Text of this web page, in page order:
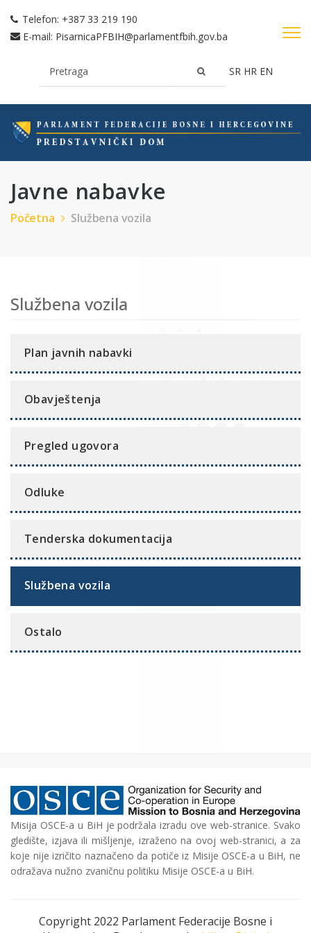
Telefon: +387 33 219 190
E-mail: PisarnicaPFBIH@parlamentfbih.gov.ba
SR HR EN
Javne nabavke
Početna Službena vozila
Službena vozila
Plan javnih nabavki
Obavještenja
Pregled ugovora
Odluke
Tenderska dokumentacija
Službena vozila
Ostalo
Misija OSCE-a u BiH je podržala izradu ove web-stranice. Svako
gledište, izjava ili mišljenje, izraženo na ovoj web-stranici, a za
koje nije izričito naznačeno da potiče iz Misije OSCE-a u BiH, ne
odražava nužno zvaničnu politiku Misije OSCE-a u BiH.
Copyright 2022 Parlament Federacije Bosne i